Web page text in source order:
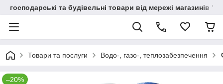
господарські та будівельні товари від мережі магазинів
Товари та послуги Водо-, газо-, теплозабезпечення
–20%